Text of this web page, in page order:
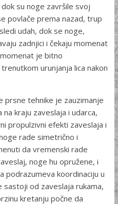
su noge završile svoj
povlače prema nazad, trup
udah, dok se noge,
zadnjici i čekaju momenat
je bitno
urunjanja lica nakon
prsne tehnike je zauzimanje
kraju zaveslaja i udarca,
propulzivni efekti zaveslaja i
rade simetrično i
da vremenski rade
noge hu opružene, i
podrazumeva koordinaciju u
sastoji od zaveslaja rukama,
kretanju počne da